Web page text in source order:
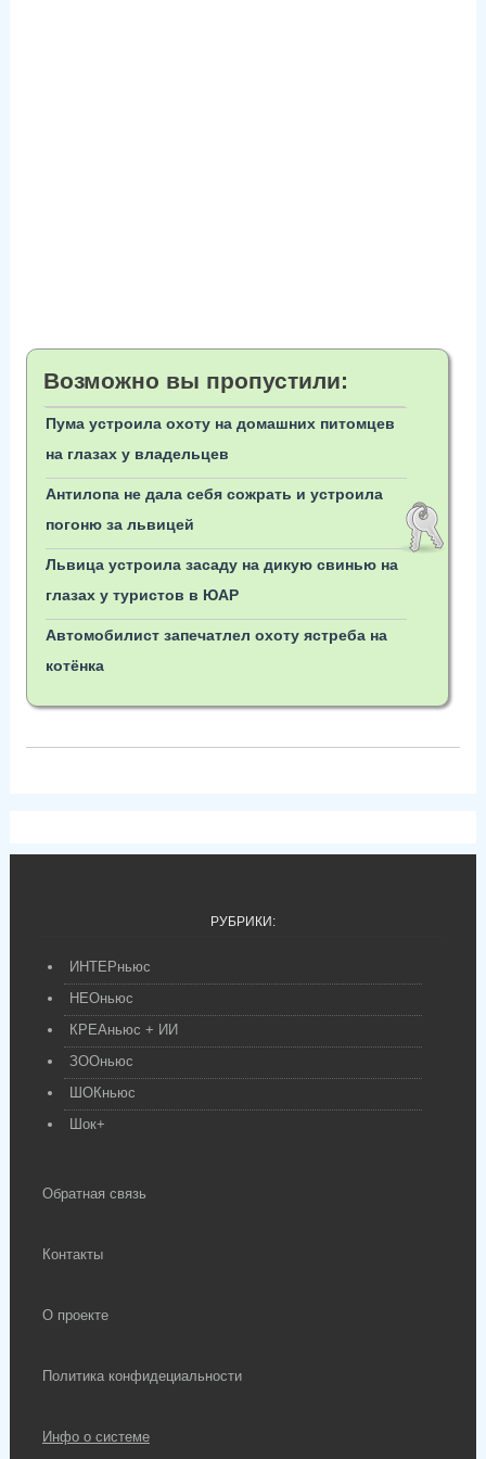
Возможно вы пропустили:
Пума устроила охоту на домашних питомцев
на глазах у владельцев
Антилопа не дала себя сожрать и устроила
погоню за львицей
Львица устроила засаду на дикую свинью на
глазах у туристов в ЮАР
Автомобилист запечатлел охоту ястреба на
котёнка
РУБРИКИ:
ИНТЕРньюс
НЕОньюс
КРЕАньюс + ИИ
ЗООньюс
ШОКньюс
Шок+
Обратная связь
Контакты
О проекте
Политика конфидециальности
Инфо о системе